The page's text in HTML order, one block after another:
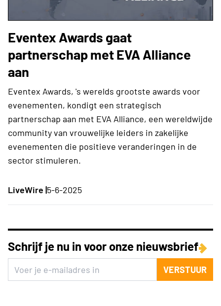
Eventex Awards gaat
partnerschap met EVA Alliance
aan
Eventex Awards, 's werelds grootste awards voor
evenementen, kondigt een strategisch
partnerschap aan met EVA Alliance, een wereldwijde
community van vrouwelijke leiders in zakelijke
evenementen die positieve veranderingen in de
sector stimuleren.
LiveWire |5-6-2025
Schrijf je nu in voor onze nieuwsbrief
VERSTUUR